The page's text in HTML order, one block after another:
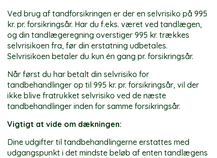
Ved brug af tandforsikringen er der en selvrisiko på 995
kr. pr. forsikringsår. Har du f.eks. været ved tandlægen,
og din tandlægeregning overstiger 995 kr. trækkes
selvrisikoen fra, før din erstatning udbetales.
Selvrisikoen betaler du kun én gang pr. forsikringsår.
Når først du har betalt din selvrisiko for
tandbehandlinger op til 995 kr. pr. forsikringsår, vil der
ikke blive fratrukket selvrisiko ved de næste
tandbehandlinger inden for samme forsikringsår.
Vigtigt at vide om dækningen:
Dine udgifter til tandbehandlingerne erstattes med
udgangspunkt i det mindste beløb af enten tandlægens